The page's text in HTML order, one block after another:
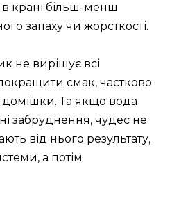
крані більш-менш
запаху чи жорсткості.
не вирішує всі
смак, частково
домішки. Та якщо вода
забруднення, чудес не
від нього результату,
а потім